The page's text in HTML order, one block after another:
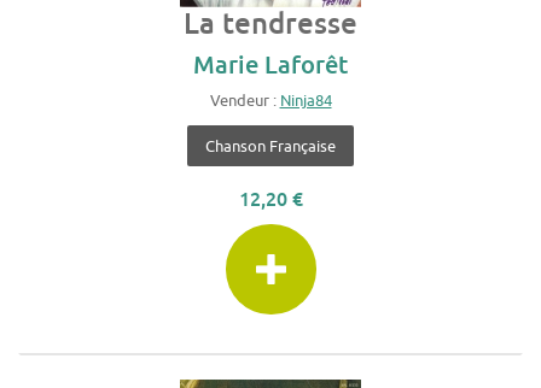
La tendresse
Marie Laforêt
Vendeur : Ninja84
Chanson Française
12,20 €